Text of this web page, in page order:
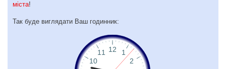
міста!
Так буде виглядати Ваш годинник: